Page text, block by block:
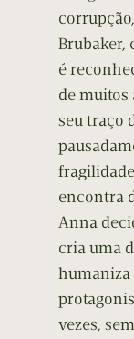
Brubaker,
é
de muitos
seu traço
encontra
Anna
cria uma
humaniza
vezes,